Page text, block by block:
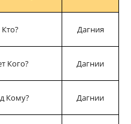
Кто? Дагния
Кого? Дагнии
Кому? Дагнии